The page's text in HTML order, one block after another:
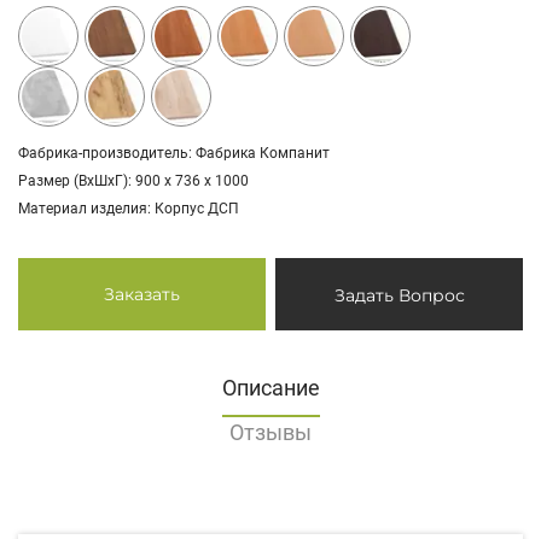
Фабрика-производитель: Фабрика Компанит
Размер (ВхШхГ): 900 х 736 х 1000
Материал изделия: Корпус ДСП
Заказать Задать Вопрос
Описание
Отзывы